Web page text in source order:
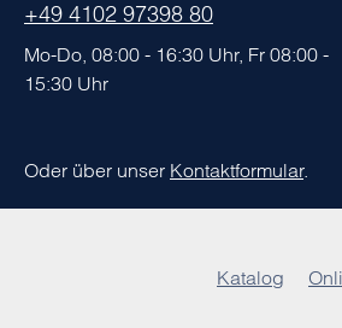
+49 4102 97398 80
Mo-Do, 08:00 - 16:30 Uhr, Fr 08:00 -
15:30 Uhr
Oder über unser Kontaktformular.
Katalog